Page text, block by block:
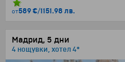
от589 €/1151.98 лв.
Мадрид, 5 дни
4 нощувки, хотел 4*